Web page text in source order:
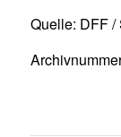
Quelle: DFF /